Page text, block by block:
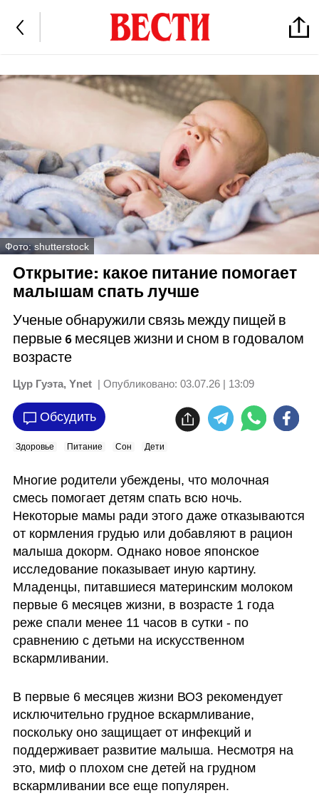
Фото: shutterstock
Открытие: какое питание помогает
малышам спать лучше
Ученые обнаружили связь между пищей в
первые 6 месяцев жизни и сном в годовалом
возрасте
Цур Гуэта, Ynet | Опубликовано: 03.07.26 | 13:09
Обсудить
Здоровье Питание Сон Дети
Многие родители убеждены, что молочная
смесь помогает детям спать всю ночь.
Некоторые мамы ради этого даже отказываются
от кормления грудью или добавляют в рацион
малыша докорм. Однако новое японское
исследование показывает иную картину.
Младенцы, питавшиеся материнским молоком
первые 6 месяцев жизни, в возрасте 1 года
реже спали менее 11 часов в сутки - по
сравнению с детьми на искусственном
вскармливании.
В первые 6 месяцев жизни ВОЗ рекомендует
исключительно грудное вскармливание,
поскольку оно защищает от инфекций и
поддерживает развитие малыша. Несмотря на
это, миф о плохом сне детей на грудном
вскармливании все еще популярен.